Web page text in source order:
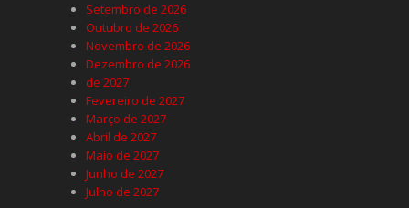
Setembro de 2026
Outubro de 2026
Novembro de 2026
Dezembro de 2026
de 2027
Fevereiro de 2027
Março de 2027
Abril de 2027
Maio de 2027
Junho de 2027
Julho de 2027